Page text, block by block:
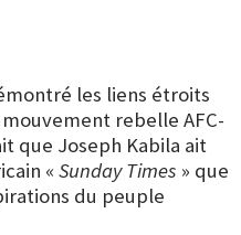
les liens étroits
rebelle AFC-
que Joseph Kabila ait
« Sunday Times » que
du peuple